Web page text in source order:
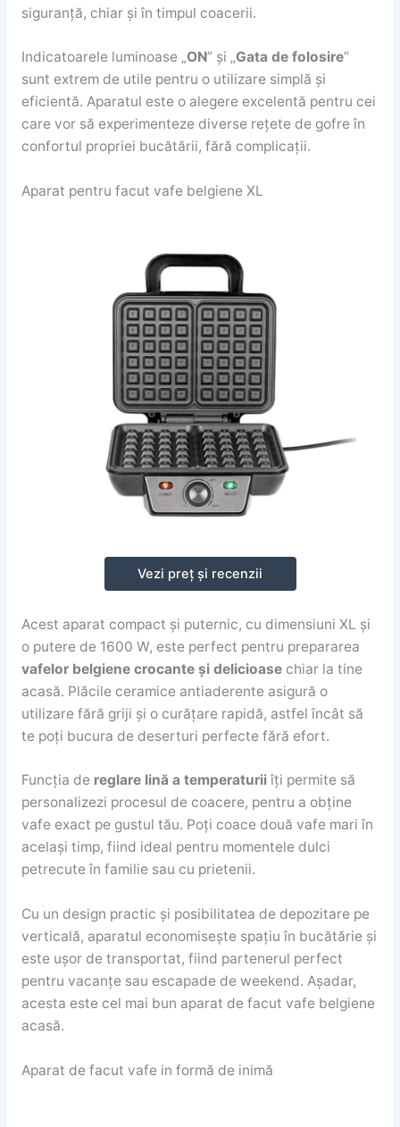
siguranță, chiar și în timpul coacerii.
Indicatoarele luminoase „ON” și „Gata de folosire”
sunt extrem de utile pentru o utilizare simplă și
eficientă. Aparatul este o alegere excelentă pentru cei
care vor să experimenteze diverse rețete de gofre în
confortul propriei bucătării, fără complicații.
Aparat pentru facut vafe belgiene XL
Vezi preț și recenzii
Acest aparat compact și puternic, cu dimensiuni XL și
o putere de 1600 W, este perfect pentru prepararea
vafelor belgiene crocante și delicioasechiar la tine
acasă. Plăcile ceramice antiaderente asigură o
utilizare fără griji și o curățare rapidă, astfel încât să
te poți bucura de deserturi perfecte fără efort.
Funcția de reglare lină a temperaturiiîți permite să
personalizezi procesul de coacere, pentru a obține
vafe exact pe gustul tău. Poți coace două vafe mari în
același timp, fiind ideal pentru momentele dulci
petrecute în familie sau cu prietenii.
Cu un design practic și posibilitatea de depozitare pe
verticală, aparatul economisește spațiu în bucătărie și
este ușor de transportat, fiind partenerul perfect
pentru vacanțe sau escapade de weekend. Așadar,
acesta este cel mai bun aparat de facut vafe belgiene
acasă.
Aparat de facut vafe in formă de inimă